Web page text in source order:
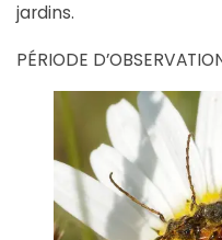
jardins.
PÉRIODE